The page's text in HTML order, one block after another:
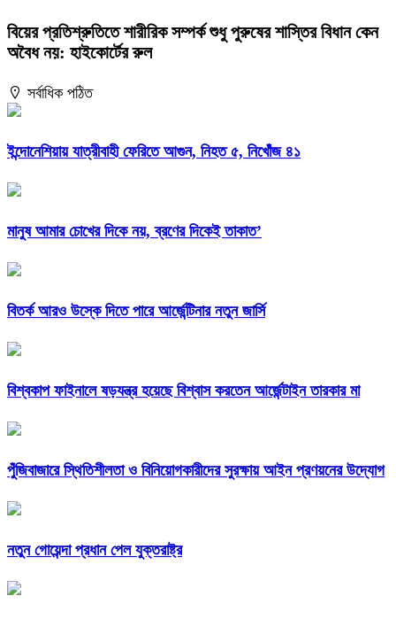
বিয়ের প্রতিশ্রুতিতে শারীরিক সম্পর্ক শুধু পুরুষের শাস্তির বিধান কেন
অবৈধ নয়: হাইকোর্টের রুল
সর্বাধিক পঠিত
ইন্দোনেশিয়ায় যাত্রীবাহী ফেরিতে আগুন, নিহত ৫, নিখোঁজ ৪১
মানুষ আমার চোখের দিকে নয়, ব্রণের দিকেই তাকাত’
বিতর্ক আরও উস্কে দিতে পারে আর্জেন্টিনার নতুন জার্সি
বিশ্বকাপ ফাইনালে ষড়যন্ত্র হয়েছে বিশ্বাস করতেন আর্জেন্টাইন তারকার মা
পুঁজিবাজারে স্থিতিশীলতা ও বিনিয়োগকারীদের সুরক্ষায় আইন প্রণয়নের উদ্যোগ
নতুন গোয়েন্দা প্রধান পেল যুক্তরাষ্ট্র